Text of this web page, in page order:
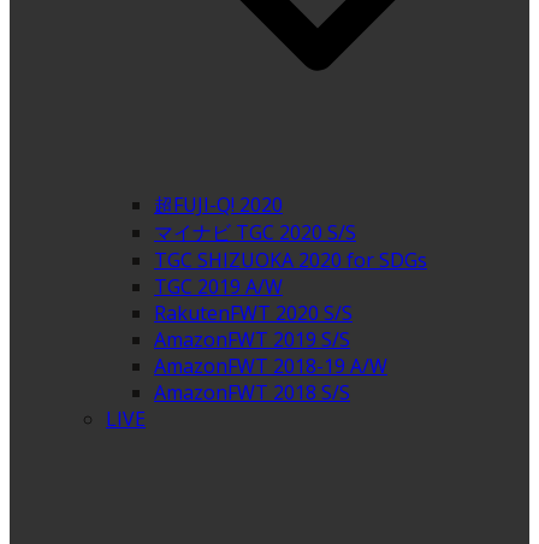
超FUJI-Q! 2020
マイナビ TGC 2020 S/S
TGC SHIZUOKA 2020 for SDGs
TGC 2019 A/W
RakutenFWT 2020 S/S
AmazonFWT 2019 S/S
AmazonFWT 2018-19 A/W
AmazonFWT 2018 S/S
LIVE